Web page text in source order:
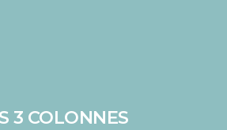
3 COLONNES